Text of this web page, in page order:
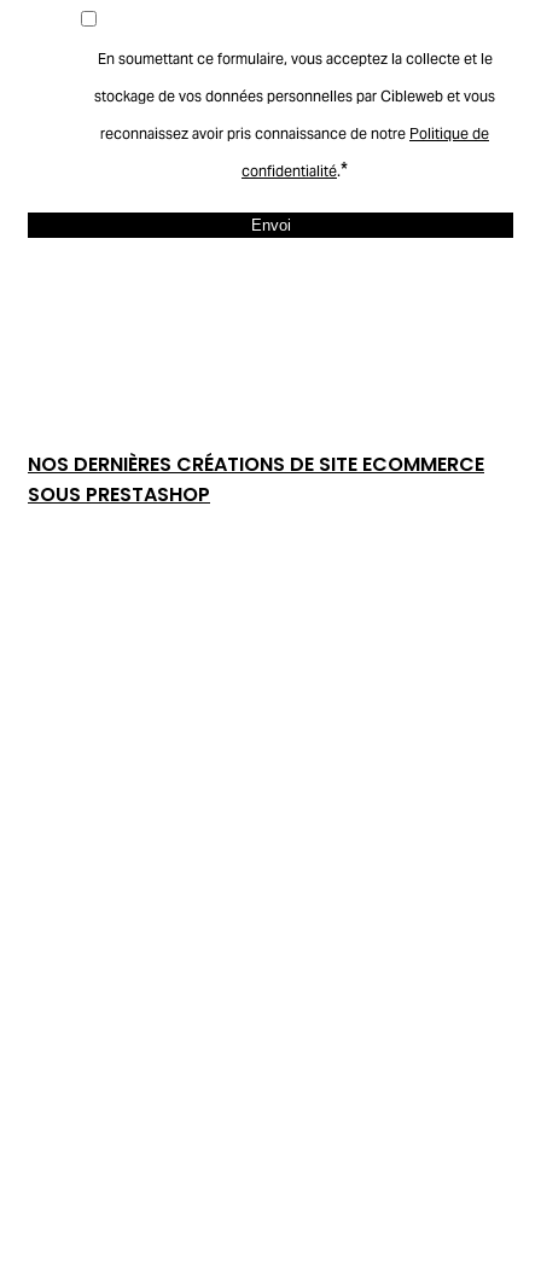
En soumettant ce formulaire, vous acceptez la collecte et le
stockage de vos données personnelles par Cibleweb et vous
reconnaissez avoir pris connaissance de notre Politique de
confidentialité.*
NOS DERNIÈRES CRÉATIONS DE SITE ECOMMERCE
SOUS PRESTASHOP